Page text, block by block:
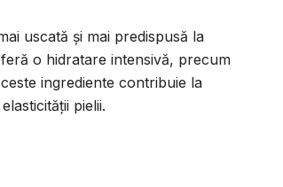
uscată și mai predispusă la
o hidratare intensivă, precum
ingrediente contribuie la
pielii.